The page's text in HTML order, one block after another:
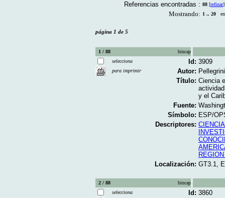
Referencias encontradas : 88 [refinar]
Mostrando: 1 .. 20 en
página 1 de 5
1 / 88
bincap
selecciona
para imprimir
Id: 3909
Autor:
Título: Ciencia
y el
Fuente:
Símbolo: ESP/
Descriptores: CIENCIA
Localización: GT3.1,
2 / 88
bincap
selecciona
Id: 3860